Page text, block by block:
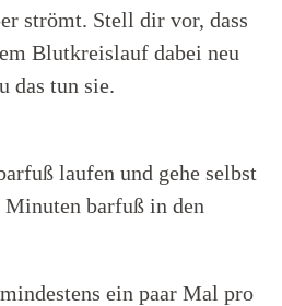
strömt. Stell dir vor, dass
Blutkreislauf dabei neu
das tun sie.
laufen und gehe selbst
barfuß in den
ein paar Mal pro